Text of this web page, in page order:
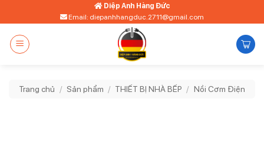
qua
dung
Diệp Anh Hàng Đức
Email: diepanhhangduc.2711@gmail.com
Trang chủ / Sản phẩm / THIẾT BỊ NHÀ BẾP / Nồi Cơm Điện